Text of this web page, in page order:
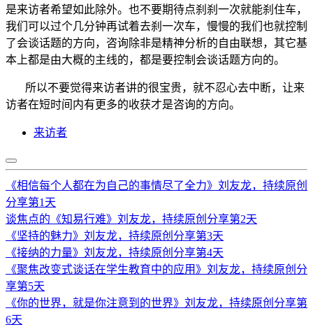
是来访者希望如此除外。也不要期待点刹刹一次就能刹住车，
我们可以过个几分钟再试着去刹一次车，慢慢的我们也就控制
了会谈话题的方向，咨询除非是精神分析的自由联想，其它基
本上都是由大概的主线的，都是要控制会谈话题方向的。
所以不要觉得来访者讲的很宝贵，就不忍心去中断，让来
访者在短时间内有更多的收获才是咨询的方向。
来访者
《相信每个人都在为自己的事情尽了全力》刘友龙，持续原创
分享第1天
谈焦点的《知易行难》刘友龙，持续原创分享第2天
《坚持的魅力》刘友龙，持续原创分享第3天
《接纳的力量》刘友龙，持续原创分享第4天
《聚焦改变式谈话在学生教育中的应用》刘友龙，持续原创分
享第5天
《你的世界，就是你注意到的世界》刘友龙，持续原创分享第
6天